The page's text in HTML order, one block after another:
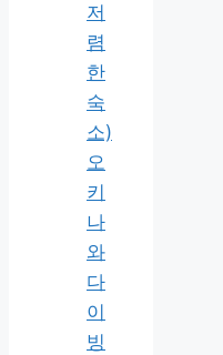
저
렴
한
숙
소)
오
키
나
와
다
이
빙